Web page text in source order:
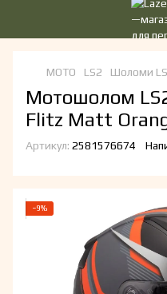
МОТО LS2 Шоломи
Мотошолом
Flitz Matt
Артикул: 2581576674
−9%